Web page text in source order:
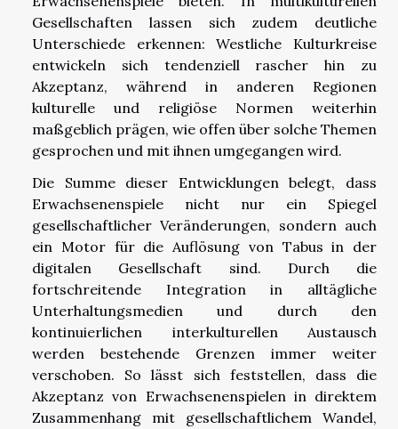
Gesellschaften lassen sich zudem deutliche
Unterschiede erkennen: Westliche Kulturkreise
entwickeln sich tendenziell rascher hin zu
Akzeptanz, während in anderen Regionen
kulturelle und religiöse Normen weiterhin
maßgeblich prägen, wie offen über solche Themen
gesprochen und mit ihnen umgegangen wird.
Die Summe dieser Entwicklungen belegt, dass
Erwachsenenspiele nicht nur ein Spiegel
gesellschaftlicher Veränderungen, sondern auch
ein Motor für die Auflösung von Tabus in der
digitalen Gesellschaft sind. Durch die
fortschreitende Integration in alltägliche
Unterhaltungsmedien und durch den
kontinuierlichen interkulturellen Austausch
werden bestehende Grenzen immer weiter
verschoben. So lässt sich feststellen, dass die
Akzeptanz von Erwachsenenspielen in direktem
Zusammenhang mit gesellschaftlichem Wandel,